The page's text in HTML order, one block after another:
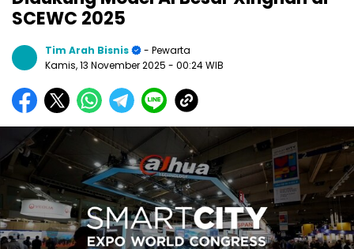
SCEWC 2025
Tim Arah Bisnis
- Pewarta
Kamis, 13 November 2025 - 00:24 WIB